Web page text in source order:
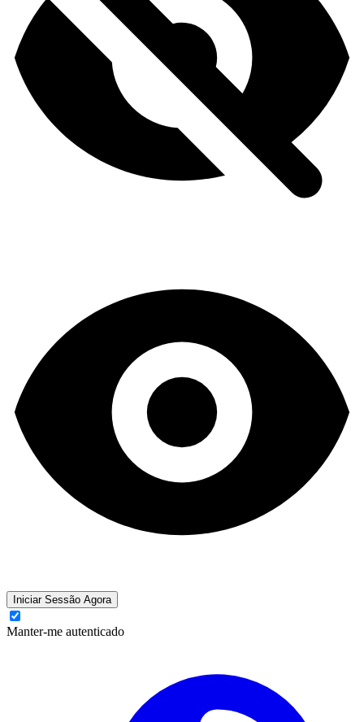
Iniciar Sessão Agora
Manter-me autenticado